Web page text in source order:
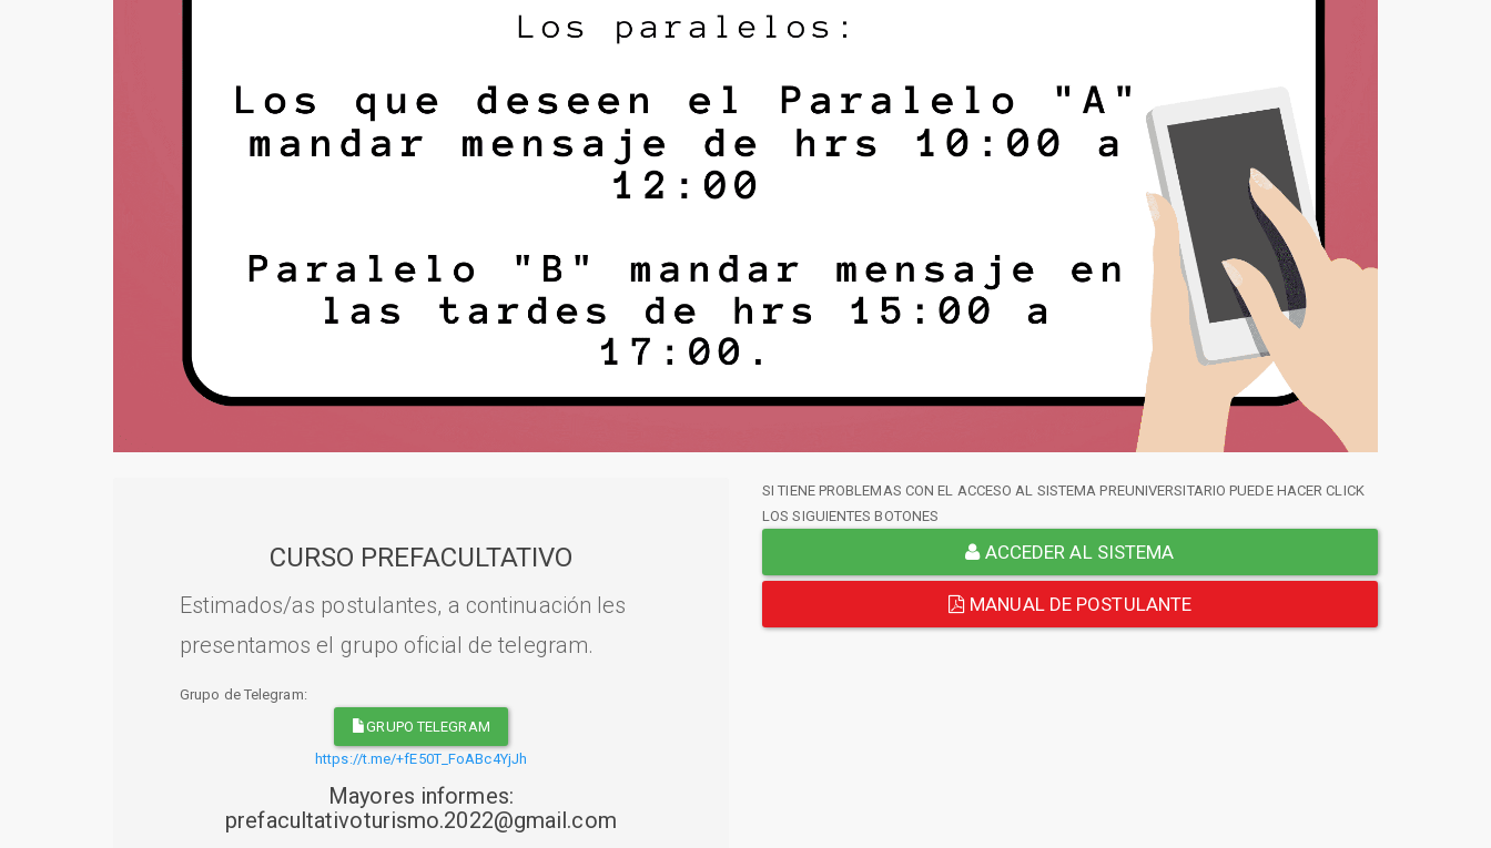
CURSO PREFACULTATIVO
Estimados/as postulantes, a continuación les
presentamos el grupo oficial de telegram.
Grupo de Telegram:
GRUPO TELEGRAM
https://t.me/+fE50T_FoABc4YjJh
Mayores informes:
prefacultativoturismo.2022@gmail.com
SI TIENE PROBLEMAS CON EL ACCESO AL SISTEMA PREUNIVERSITARIO PUEDE HACER CLICK
LOS SIGUIENTES BOTONES
ACCEDER AL SISTEMA
MANUAL DE POSTULANTE